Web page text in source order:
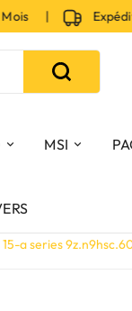
|
MSI
a series